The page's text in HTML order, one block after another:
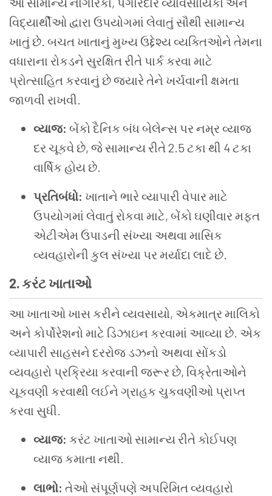
વિદ્યાર્થીઓ દ્વારા ઉપયોગમાં લેવાતું સૌથી સામાન્ય
ખાતું છે. બચત ખાતાનું મુખ્ય ઉદ્દેશ્ય વ્યક્તિઓને તેમના
વધારાના રોકડને સુરક્ષિત રીતે પાર્ક કરવા માટે
પ્રોત્સાહિત કરવાનું છે જ્યારે તેને ખર્ચવાની ક્ષમતા
જાળવી રાખવી.
વ્યાજ: બેંકો દૈનિક બંધ બેલેન્સ પર નમ્ર વ્યાજ
દર ચૂકવે છે, જે સામાન્ય રીતે 2.5 ટકા થી 4 ટકા
વાર્ષિક હોય છે.
પ્રતિબંધો: ખાતાને ભારે વ્યાપારી વેપાર માટે
ઉપયોગમાં લેવાતું રોકવા માટે, બેંકો ઘણીવાર મફત
એટીએમ ઉપાડની સંખ્યા અથવા માસિક
વ્યવહારોની કુલ સંખ્યા પર મર્યાદા લાદે છે.
2. કરંટ ખાતાઓ
આ ખાતાઓ ખાસ કરીને વ્યવસાયો, એકમાત્ર માલિકો
અને કોર્પોરેશનો માટે ડિઝાઇન કરવામાં આવ્યા છે. એક
વ્યાપારી સાહસને દરરોજ ડઝનો અથવા સોંકડો
વ્યવહારો પ્રક્રિયા કરવાની જરૂર છે, વિક્રેતાઓને
ચૂકવણી કરવાથી લઈને ગ્રાહક ચુકવણીઓ પ્રાપ્ત
કરવા સુધી.
વ્યાજ: કરંટ ખાતાઓ સામાન્ય રીતે કોઈપણ
વ્યાજ કમાતા નથી.
લાભો: તેઓ સંપૂર્ણપણે અપરિમિત વ્યવહારો